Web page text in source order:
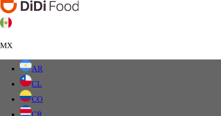
MX
AR
CL
CO
CR